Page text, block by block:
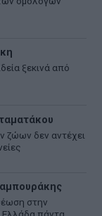
ξεκινά από
ζώων δεν αντέχει
στην